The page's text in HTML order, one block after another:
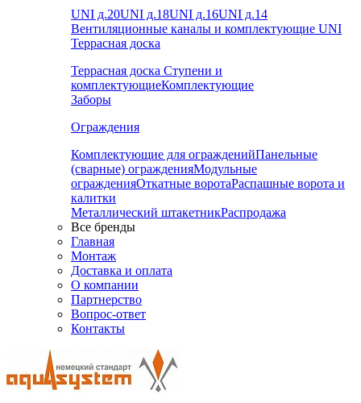
UNI д.20UNI д.18UNI д.16UNI д.14
Вентиляционные каналы и комплектующие UNI
Террасная доска
Террасная доска Ступени и
комплектующиеКомплектующие
Заборы
Ограждения
Комплектующие для огражденийПанельные
(сварные) огражденияМодульные
огражденияОткатные воротаРаспашные ворота и
калитки
Металлический штакетникРаспродажа
Все бренды
Главная
Монтаж
Доставка и оплата
О компании
Партнерство
Вопрос-ответ
Контакты